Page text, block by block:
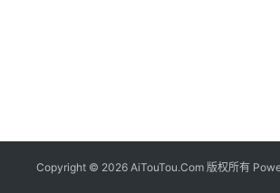
Copyright © 2026 AiTouTou.Com 版权所有